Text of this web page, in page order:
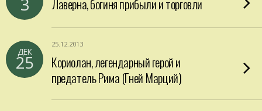
3 Лаверна, богиня прибыли и торговли
ДЕК
25
25.12.2013
Кориолан, легендарный герой и
предатель Рима (Гней Марций)